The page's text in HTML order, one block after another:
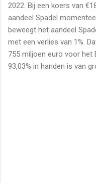
2022. Bij een koers van
aandeel Spadel
beweegt het aandeel
met een verlies van 1%.
755 miljoen euro voor
93,03% in handen is van